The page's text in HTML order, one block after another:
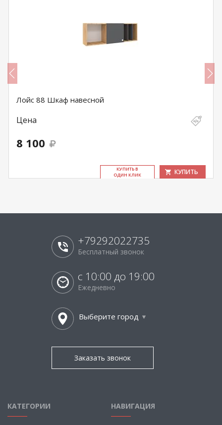
Лойс 88 Шкаф навесной
Цена
8 100
КУ­ПИТЬ В
ОДИН КЛИК
КУПИТЬ
+79292022735
Бесплатный звонок
с 10:00 до 19:00
Ежедневно
Выберите город
Заказать звонок
КАТЕГОРИИ НАВИГАЦИЯ